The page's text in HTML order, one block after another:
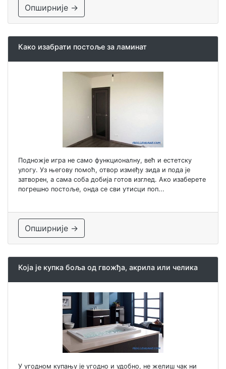
Опширније →
Како изабрати постоље за ламинат
Подножје игра не само функционалну, већ и естетску
улогу. Уз његову помоћ, отвор између зида и пода је
затворен, а сама соба добија готов изглед. Ако изаберете
погрешно постоље, онда се сви утисци поп...
Опширније →
Која је купка боља од гвожђа, акрила или челика
У угодном купању је угодно и удобно, не желиш чак ни